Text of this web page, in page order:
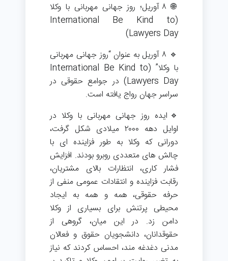
🌐 ۸ آوریل؛ روز جهانی مهربانی با وکلا
(International Be Kind to
Lawyers Day)
🔹 ۸ آوریل به عنوان “روز جهانی مهربانی
با وکلا” (International Be Kind to
Lawyers Day) در جوامع حقوقی در
سراسر جهان رواج یافته است.
🔹ایده روز جهانی مهربانی با وکلا در
اوایل دهه ۲۰۰۰ میلادی شکل گرفت،
دورانی که وکلا به طور فزاینده ای با
چالش های متعددی روبرو بودند. افزایش
فشار کاری، انتظارات بالای مشتریان،
رقابت فزاینده و انتقادات عمومی منفی از
حرفه حقوقی، همه و همه به ایجاد
محیطی پرتنش برای بسیاری از وکلا
دامن زد. در این میان، گروهی از
حقوقدانان، دانشجویان حقوق و فعالان
مدنی دغدغه مند، احساس کردند که نیاز